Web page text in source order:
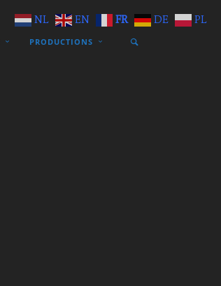
PRODUCTIONS
NL EN FR DE PL